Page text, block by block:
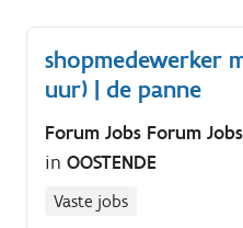
shopmedewerker
uur) | de panne
Forum Jobs Forum
in OOSTENDE
Vaste jobs